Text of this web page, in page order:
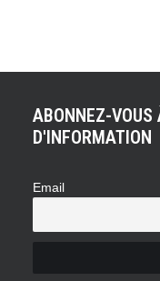
ABONNEZ-VOUS
D'INFORMATION
Email